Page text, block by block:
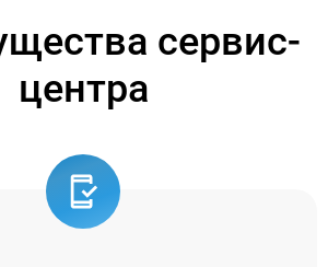
сервис-
центра